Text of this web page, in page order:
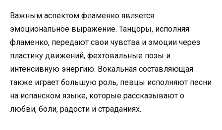
Важным аспектом фламенко является
эмоциональное выражение. Танцоры, исполняя
фламенко, передают свои чувства и эмоции через
пластику движений, фехтовальные позы и
интенсивную энергию. Вокальная составляющая
также играет большую роль, певцы исполняют песни
на испанском языке, которые рассказывают о
любви, боли, радости и страданиях.